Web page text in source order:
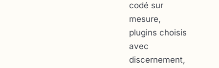
codé sur
mesure,
plugins choisis
avec
discernement,